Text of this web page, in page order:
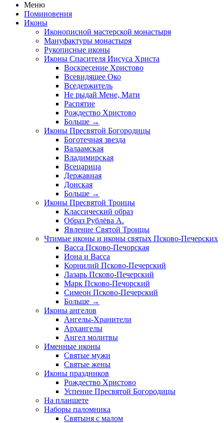
Меню
Поминовения
Иконы
Иконописной мастерской монастыря
Мануфактуры монастыря
Рукописные иконы
Иконы Спасителя Иисуса Христа
Воскресение Христово
Всевидящее Око
Вседержитель
Не рыдай Мене, Мати
Распятие
Рождество Христово
Больше →
Иконы Пресвятой Богородицы
Боготечная звезда
Валаамская
Владимирская
Всецарица
Державная
Донская
Больше →
Иконы Пресвятой Троицы
Классический образ
Образ Рублёва А.
Явление Святой Троицы
Чтимые иконы и иконы святых Псково-Печерских
Васса Псково-Печорская
Иона и Васса
Корнилий Псково-Печерский
Лазарь Псково-Печерский
Марк Псково-Печорский
Симеон Псково-Печерский
Больше →
Иконы ангелов
Ангелы-Хранители
Архангелы
Ангел молитвы
Именные иконы
Святые мужи
Святые жены
Иконы праздников
Рождество Христово
Успение Пресвятой Богородицы
На планшете
Наборы паломника
Святыня с малом